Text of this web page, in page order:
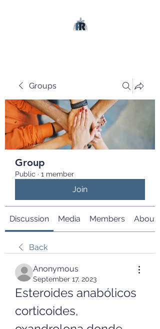
Groups
Group
Public · 1 member
Join
Discussion Media Members About
Back
Anonymous
September 17, 2023
Esteroides anabólicos
corticoides,